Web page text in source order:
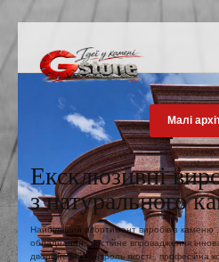
Ексклюзивні
з натурального
Найбільший асортимент виробів з каменю
обладнання , постійне впровадження
дворівневий контроль якості , професійна
Малі